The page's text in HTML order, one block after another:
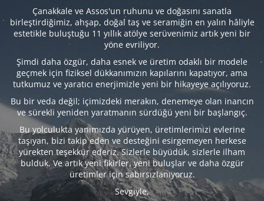
Çanakkale ve Assos'un ruhunu ve doğasını sanatla
birleştirdiğimiz, ahşap, doğal taş ve seramiğin en yalın hâliyle
estetikle buluştuğu 11 yıllık atölye serüvenimiz artık yeni bir
yöne evriliyor.
Şimdi daha özgür, daha esnek ve üretim odaklı bir modele
geçmek için fiziksel dükkanımızın kapılarını kapatıyor, ama
tutkumuz ve yaratıcı enerjimizle yeni bir hikayeye açılıyoruz.
Bu bir veda değil; içimizdeki merakın, denemeye olan inancın
ve sürekli yeniden yaratmanın sürdüğü yeni bir başlangıç.
Bu yolculukta yanımızda yürüyen, üretimlerimizi evlerine
taşıyan, bizi takip eden ve desteğini esirgemeyen herkese
yürekten teşekkür ederiz. Sizlerle büyüdük, sizlerle ilham
bulduk. Ve artık yeni fikirler, yeni buluşlar ve daha özgür
üretimler için sabırsızlanıyoruz.
Sevgiyle,